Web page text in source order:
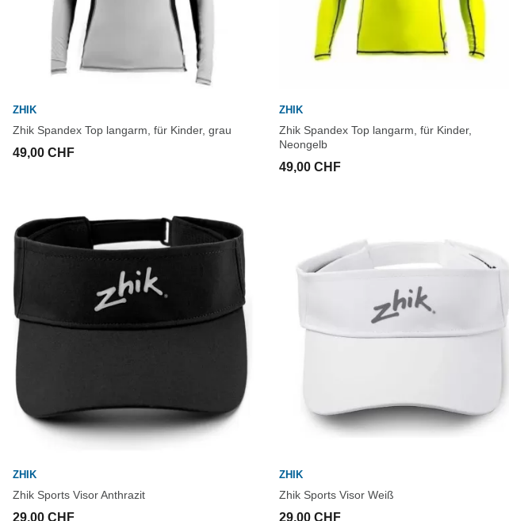
ZHIK
Zhik Spandex Top langarm, für Kinder, grau
49,00 CHF
ZHIK
Zhik Spandex Top langarm, für Kinder,
Neongelb
49,00 CHF
ZHIK
Zhik Sports Visor Anthrazit
29,00 CHF
ZHIK
Zhik Sports Visor Weiß
29,00 CHF